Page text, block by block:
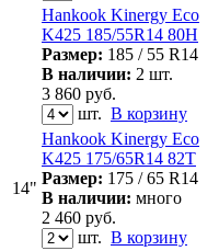
14"
Hankook Kinergy Eco
K425 185/55R14 80H
Размер: 185 / 55 R14
В наличии: 2 шт.
3 860 руб.
шт. В корзину
Hankook Kinergy Eco
K425 175/65R14 82T
Размер: 175 / 65 R14
В наличии: много
2 460 руб.
шт. В корзину